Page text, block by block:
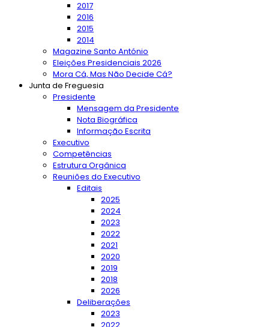
2017
2016
2015
2014
Magazine Santo António
Eleições Presidenciais 2026
Mora Cá, Mas Não Decide Cá?
Junta de Freguesia
Presidente
Mensagem da Presidente
Nota Biográfica
Informação Escrita
Executivo
Competências
Estrutura Orgânica
Reuniões do Executivo
Editais
2025
2024
2023
2022
2021
2020
2019
2018
2026
Deliberações
2023